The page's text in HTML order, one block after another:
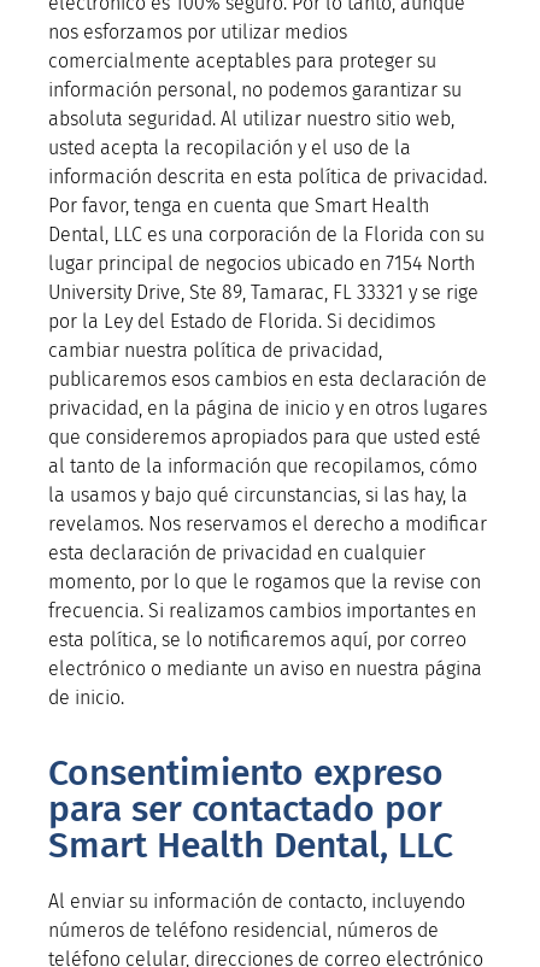
nos esforzamos por utilizar medios
comercialmente aceptables para proteger su
información personal, no podemos garantizar su
absoluta seguridad. Al utilizar nuestro sitio web,
usted acepta la recopilación y el uso de la
información descrita en esta política de privacidad.
Por favor, tenga en cuenta que Smart Health
Dental, LLC es una corporación de la Florida con su
lugar principal de negocios ubicado en 7154 North
University Drive, Ste 89, Tamarac, FL 33321 y se rige
por la Ley del Estado de Florida. Si decidimos
cambiar nuestra política de privacidad,
publicaremos esos cambios en esta declaración de
privacidad, en la página de inicio y en otros lugares
que consideremos apropiados para que usted esté
al tanto de la información que recopilamos, cómo
la usamos y bajo qué circunstancias, si las hay, la
revelamos. Nos reservamos el derecho a modificar
esta declaración de privacidad en cualquier
momento, por lo que le rogamos que la revise con
frecuencia. Si realizamos cambios importantes en
esta política, se lo notificaremos aquí, por correo
electrónico o mediante un aviso en nuestra página
de inicio.
Consentimiento expreso
para ser contactado por
Smart Health Dental, LLC
Al enviar su información de contacto, incluyendo
números de teléfono residencial, números de
teléfono celular, direcciones de correo electrónico